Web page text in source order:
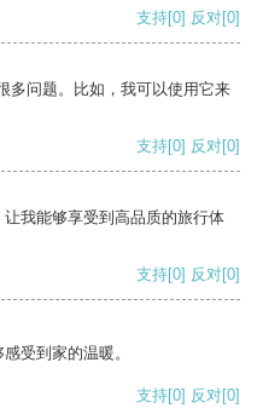
支持[0] 反对[0]
多问题。比如，我可以使用它来
支持[0] 反对[0]
我能够享受到高品质的旅行体
支持[0] 反对[0]
受到家的温暖。
支持[0] 反对[0]